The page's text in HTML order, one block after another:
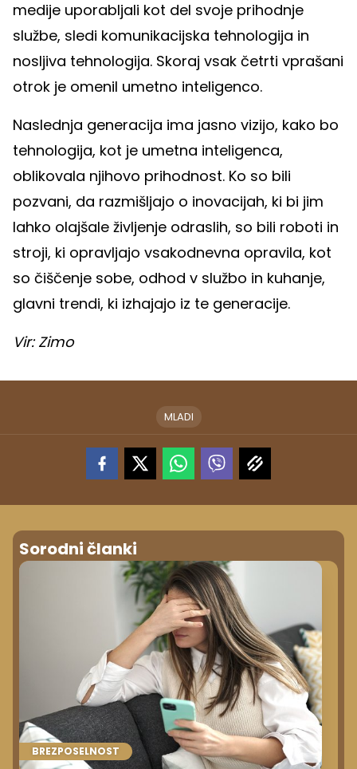
medije uporabljali kot del svoje prihodnje
službe, sledi komunikacijska tehnologija in
nosljiva tehnologija. Skoraj vsak četrti vprašani
otrok je omenil umetno inteligenco.
Naslednja generacija ima jasno vizijo, kako bo
tehnologija, kot je umetna inteligenca,
oblikovala njihovo prihodnost. Ko so bili
pozvani, da razmišljajo o inovacijah, ki bi jim
lahko olajšale življenje odraslih, so bili roboti in
stroji, ki opravljajo vsakodnevna opravila, kot
so čiščenje sobe, odhod v službo in kuhanje,
glavni trendi, ki izhajajo iz te generacije.
Vir: Zimo
MLADI
Sorodni članki
BREZPOSELNOST